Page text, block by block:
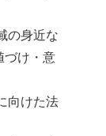
の身近な
づけ・意
向けた法